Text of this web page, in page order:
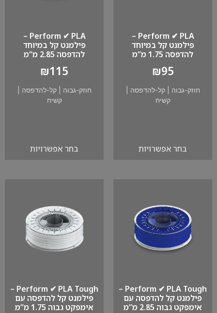
Perform ✔ PLA –
פילמנט קל במיוחד
להדפסה 1.75 מ”מ
₪95
חוזק-גבוה |קל-להדפסה
קשיח
בחר אפשרויות
Perform ✔ PLA –
פילמנט קל במיוחד
להדפסה 2.85 מ”מ
₪115
חוזק-גבוה |קל-להדפסה
קשיח
בחר אפשרויות
Perform ✔ PLA Tough –
פילמנט קל להדפסה עם
אימפקט גבוה 2.85 מ”מ
Perform ✔ PLA Tough –
פילמנט קל להדפסה עם
אימפקט גבוה 1.75 מ”מ